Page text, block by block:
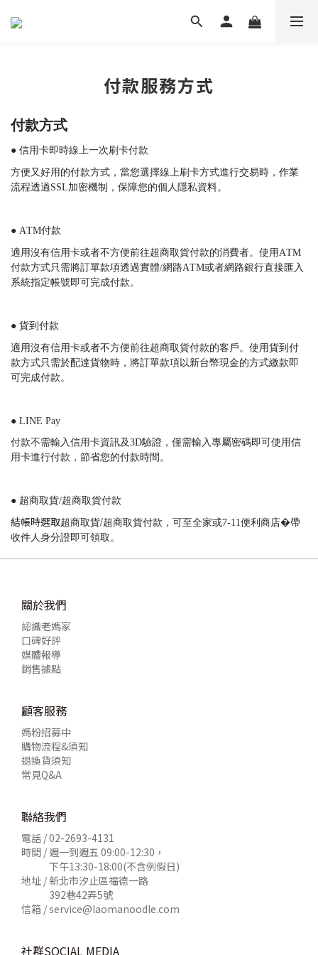
付款服務方式
付款方式
● 信用卡即時線上一次刷卡付款
方便又好用的付款方式，當您選擇線上刷卡方式進行交易時，作業
流程透過SSL加密機制，保障您的個人隱私資料。
● ATM付款
適用沒有信用卡或者不方便前往超商取貨付款的消費者。使用ATM
付款方式只需將訂單款項透過實體/網路ATM或者網路銀行直接匯入
系統指定帳號即可完成付款。
● 貨到付款
適用沒有信用卡或者不方便前往超商取貨付款的客戶。使用貨到付
款方式只需於配達貨物時，將訂單款項以新台幣現金的方式繳款即
可完成付款。
● LINE Pay
付款不需輸入信用卡資訊及3D驗證，僅需輸入專屬密碼即可使用信
用卡進行付款，節省您的付款時間。
● 超商取貨/超商取貨付款
結帳時選取超商取貨/超商取貨付款 ，可至全家或7-11便利商店�帶
收件人身分證即可領取。
關於我們
認識老媽家
口碑好評
媒體報導
銷售據點
顧客服務
媽粉招募中
購物流程&須知
退換貨須知
常見Q&A
聯絡我們
電話 /02-2693-4131
時間 / 週一到週五 09:00-12:30，
下午13:30-18:00(不含例假日)
地址 / 新北市汐止區福德一路
392巷42弄5號
信箱 /service@laomanoodle.com
社群SOCIAL MEDIA